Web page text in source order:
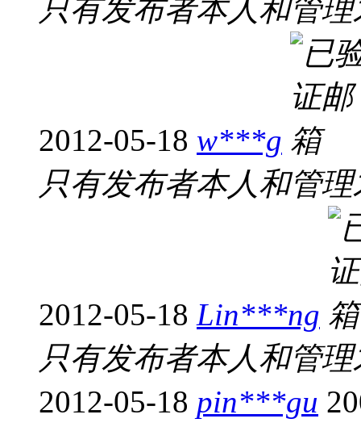
只有发布者本人和管
2012-05-18 w***g
只有发布者本人和管
2012-05-18 Lin***ng
只有发布者本人和管
2012-05-18 pin***gu